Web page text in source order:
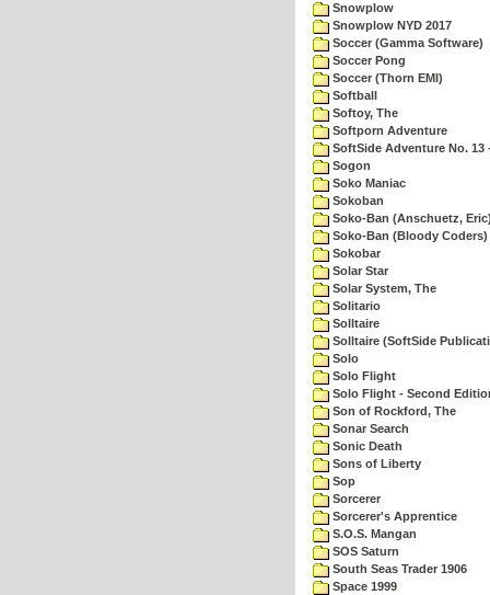
Snowplow
Snowplow NYD 2017
Soccer (Gamma Software)
Soccer Pong
Soccer (Thorn EMI)
Softball
Softoy, The
Softporn Adventure
SoftSide Adventure No. 13
Sogon
Soko Maniac
Sokoban
Soko-Ban (Anschuetz,
Soko-Ban (Bloody Coders)
Sokobar
Solar Star
Solar System, The
Solitario
Solltaire
Solltaire (SoftSide
Solo
Solo Flight
Solo Flight - Second
Son of Rockford, The
Sonar Search
Sonic Death
Sons of Liberty
Sop
Sorcerer
Sorcerer's Apprentice
S.O.S. Mangan
SOS Saturn
South Seas Trader 1906
Space 1999